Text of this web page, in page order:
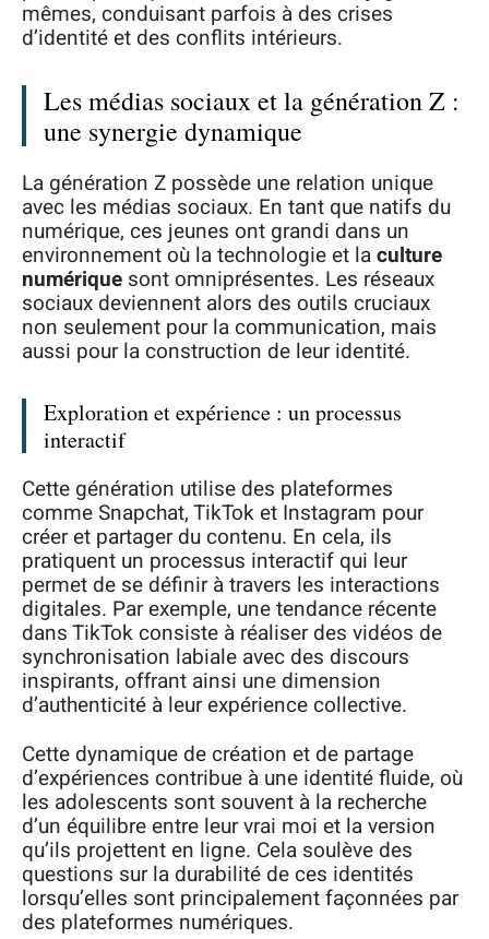
mêmes, conduisant parfois à des crises
d’identité et des conflits intérieurs.
Les médias sociaux et la génération Z :
une synergie dynamique
La génération Z possède une relation unique
avec les médias sociaux. En tant que natifs du
numérique, ces jeunes ont grandi dans un
environnement où la technologie et laculture
numérique sont omniprésentes. Les réseaux
sociaux deviennent alors des outils cruciaux
non seulement pour la communication, mais
aussi pour la construction de leur identité.
Exploration et expérience : un processus
interactif
Cette génération utilise des plateformes
comme Snapchat, TikTok et Instagram pour
créer et partager du contenu. En cela, ils
pratiquent un processus interactif qui leur
permet de se définir à travers les interactions
digitales. Par exemple, une tendance récente
dans TikTok consiste à réaliser des vidéos de
synchronisation labiale avec des discours
inspirants, offrant ainsi une dimension
d’authenticité à leur expérience collective.
Cette dynamique de création et de partage
d’expériences contribue à une identité fluide, où
les adolescents sont souvent à la recherche
d’un équilibre entre leur vrai moi et la version
qu’ils projettent en ligne. Cela soulève des
questions sur la durabilité de ces identités
lorsqu’elles sont principalement façonnées par
des plateformes numériques.